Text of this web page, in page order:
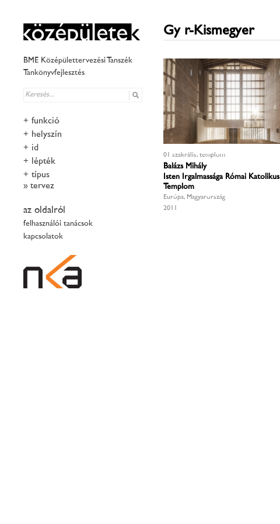
BME Középülettervezési Tanszék
Tankönyvfejlesztés
+ funkció
+ helyszín
+ idő
+ lépték
+ típus
tervező
az oldalról
felhasználói tanácsok
kapcsolatok
Győr-Kismegyer
01 szakrális, templom
Balázs Mihály
Isten Irgalmassága Római Katolikus
Templom
Európa, Magyarország
2011